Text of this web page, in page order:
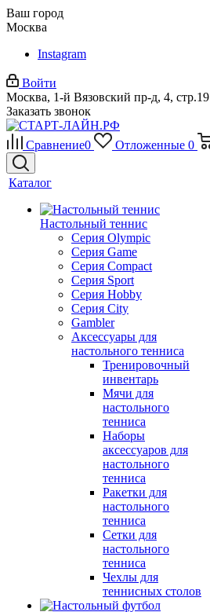
Ваш город
Москва
Instagram
Войти
Москва, 1-й Вязовский пр-д, 4, стр.19
Заказать звонок
Сравнение0 Отложенные 0
Каталог
Настольный теннис
Серия Olympic
Серия Game
Серия Compact
Серия Sport
Серия Hobby
Серия City
Gambler
Аксессуары для
настольного тенниса
Тренировочный
инвентарь
Мячи для
настольного
тенниса
Наборы
аксессуаров для
настольного
тенниса
Ракетки для
настольного
тенниса
Сетки для
настольного
тенниса
Чехлы для
теннисных столов